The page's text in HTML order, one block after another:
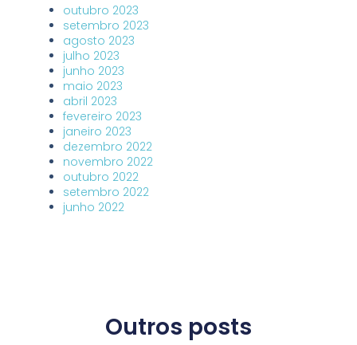
outubro 2023
setembro 2023
agosto 2023
julho 2023
junho 2023
maio 2023
abril 2023
fevereiro 2023
janeiro 2023
dezembro 2022
novembro 2022
outubro 2022
setembro 2022
junho 2022
Outros posts